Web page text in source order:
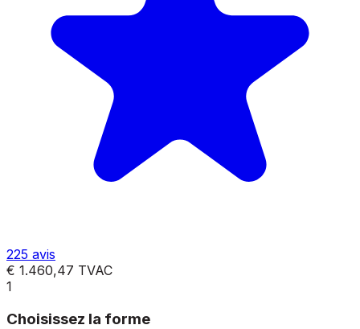
225 avis
€ 1.460,47 TVAC
1
Choisissez la forme